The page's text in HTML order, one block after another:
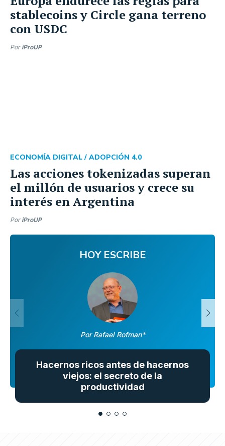
stablecoins y Circle gana terreno
con USDC
Por iProUP
Las acciones tokenizadas superan
el millón de usuarios y crece su
interés en Argentina
ECONOMÍA DIGITAL / ADOPCIÓN 4.0
Por iProUP
Hacernos ricos antes de hacernos
viejos: el secreto de la
productividad
HOY ESCRIBE
Por Rafael Rofman*